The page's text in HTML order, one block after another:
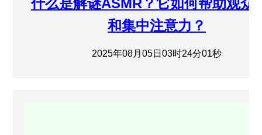
什么是解谜ASMR？它如何帮助观众
和集中注意力？
2025年08月05日03时24分01秒